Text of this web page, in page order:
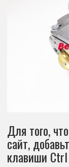
Для того,
сайт,
клавиши